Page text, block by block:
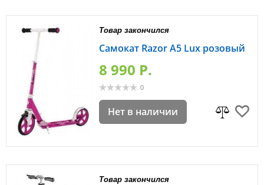
Товар закончился
Самокат Razor A5 Lux розовый
8 990 P.
0
Нет в наличии
Товар закончился